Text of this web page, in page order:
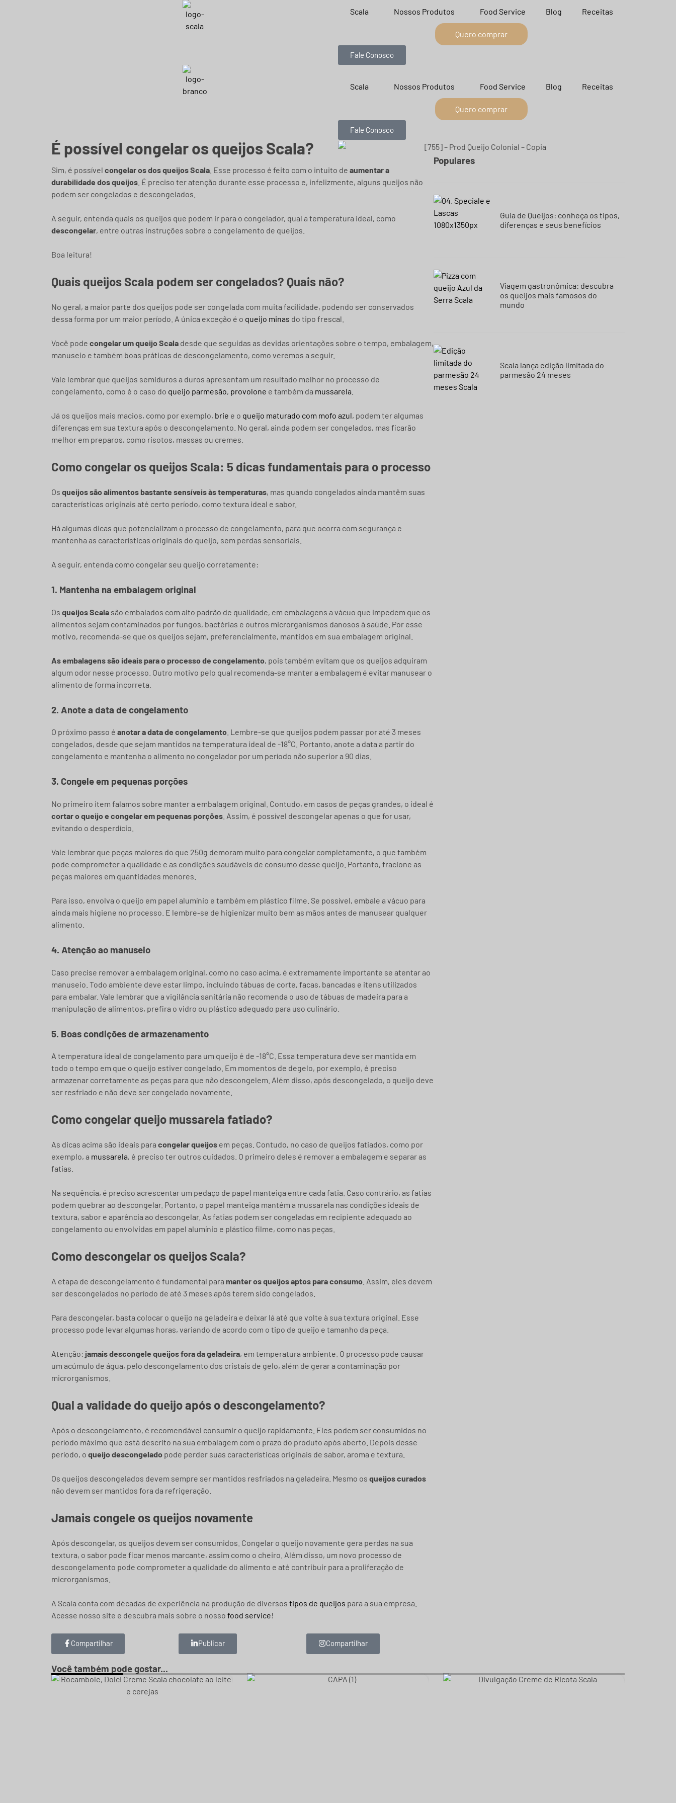
Scala Nossos Produtos Food Service Blog Receitas
Quero comprar
Fale Conosco
Scala Nossos Produtos Food Service Blog Receitas
Quero comprar
Fale Conosco
É possível congelar os queijos Scala?
Sim, é possível congelar os dos queijos Scala . Esse processo é feito com o intuito de aumentar a
durabilidade dos queijos . É preciso ter atenção durante esse processo e, infelizmente, alguns queijos não
podem ser congelados e descongelados.
A seguir, entenda quais os queijos que podem ir para o congelador, qual a temperatura ideal, como
descongelar, entre outras instruções sobre o congelamento de queijos.
Boa leitura!
Quais queijos Scala podem ser congelados? Quais não?
No geral, a maior parte dos queijos pode ser congelada com muita facilidade, podendo ser conservados
dessa forma por um maior período. A única exceção é o queijo minas do tipo frescal.
Você pode congelar um queijo Scala desde que seguidas as devidas orientações sobre o tempo, embalagem,
manuseio e também boas práticas de descongelamento, como veremos a seguir.
Vale lembrar que queijos semiduros a duros apresentam um resultado melhor no processo de
congelamento, como é o caso do queijo parmesão, provolone e também da mussarela
Já os queijos mais macios, como por exemplo, brie e o queijo maturado com mofo azul, podem ter algumas
diferenças em sua textura após o descongelamento. No geral, ainda podem ser congelados, mas ficarão
melhor em preparos, como risotos, massas ou cremes.
Como congelar os queijos Scala: 5 dicas fundamentais para o processo
Os queijos são alimentos bastante sensíveis às temperaturas, mas quando congelados ainda mantêm suas
características originais até certo período, como textura ideal e sabor.
Há algumas dicas que potencializam o processo de congelamento, para que ocorra com segurança e
mantenha as características originais do queijo, sem perdas sensoriais.
A seguir, entenda como congelar seu queijo corretamente:
1. Mantenha na embalagem original
Os queijos Scala são embalados com alto padrão de qualidade, em embalagens a vácuo que impedem que os
alimentos sejam contaminados por fungos, bactérias e outros microrganismos danosos à saúde. Por esse
motivo, recomenda-se que os queijos sejam, preferencialmente, mantidos em sua embalagem original.
As embalagens são ideais para o processo de congelamento, pois também evitam que os queijos adquiram
algum odor nesse processo. Outro motivo pelo qual recomenda-se manter a embalagem é evitar manusear o
alimento de forma incorreta.
2. Anote a data de congelamento
O próximo passo é anotar a data de congelamento . Lembre-se que queijos podem passar por até 3 meses
congelados, desde que sejam mantidos na temperatura ideal de -18°C. Portanto, anote a data a partir do
congelamento e mantenha o alimento no congelador por um período não superior a 90 dias.
3. Congele em pequenas porções
No primeiro item falamos sobre manter a embalagem original. Contudo, em casos de peças grandes, o ideal é
cortar o queijo e congelar em pequenas porções . Assim, é possível descongelar apenas o que for usar,
evitando o desperdício.
Vale lembrar que peças maiores do que 250g demoram muito para congelar completamente, o que também
pode comprometer a qualidade e as condições saudáveis de consumo desse queijo. Portanto, fracione as
peças maiores em quantidades menores.
Para isso, envolva o queijo em papel alumínio e também em plástico filme. Se possível, embale a vácuo para
ainda mais higiene no processo. E lembre-se de higienizar muito bem as mãos antes de manusear qualquer
alimento.
4. Atenção ao manuseio
Caso precise remover a embalagem original, como no caso acima, é extremamente importante se atentar ao
manuseio. Todo ambiente deve estar limpo, incluindo tábuas de corte, facas, bancadas e itens utilizados
para embalar. Vale lembrar que a vigilância sanitária não recomenda o uso de tábuas de madeira para a
manipulação de alimentos, prefira o vidro ou plástico adequado para uso culinário.
5. Boas condições de armazenamento
A temperatura ideal de congelamento para um queijo é de -18°C. Essa temperatura deve ser mantida em
todo o tempo em que o queijo estiver congelado. Em momentos de degelo, por exemplo, é preciso
armazenar corretamente as peças para que não descongelem. Além disso, após descongelado, o queijo deve
ser resfriado e não deve ser congelado novamente.
Como congelar queijo mussarela fatiado?
As dicas acima são ideais para congelar queijos em peças. Contudo, no caso de queijos fatiados, como por
exemplo, a mussarela, é preciso ter outros cuidados. O primeiro deles é remover a embalagem e separar as
fatias.
Na sequência, é preciso acrescentar um pedaço de papel manteiga entre cada fatia. Caso contrário, as fatias
podem quebrar ao descongelar. Portanto, o papel manteiga mantém a mussarela nas condições ideais de
textura, sabor e aparência ao descongelar. As fatias podem ser congeladas em recipiente adequado ao
congelamento ou envolvidas em papel alumínio e plástico filme, como nas peças.
Como descongelar os queijos Scala?
A etapa de descongelamento é fundamental para manter os queijos aptos para consumo . Assim, eles devem
ser descongelados no período de até 3 meses após terem sido congelados.
Para descongelar, basta colocar o queijo na geladeira e deixar lá até que volte à sua textura original. Esse
processo pode levar algumas horas, variando de acordo com o tipo de queijo e tamanho da peça.
Atenção: jamais descongele queijos fora da geladeira, em temperatura ambiente. O processo pode causar
um acúmulo de água, pelo descongelamento dos cristais de gelo, além de gerar a contaminação por
microrganismos.
Qual a validade do queijo após o descongelamento?
Após o descongelamento, é recomendável consumir o queijo rapidamente. Eles podem ser consumidos no
período máximo que está descrito na sua embalagem com o prazo do produto após aberto. Depois desse
período, o queijo descongelado pode perder suas características originais de sabor, aroma e textura.
Os queijos descongelados devem sempre ser mantidos resfriados na geladeira. Mesmo os queijos curados
não devem ser mantidos fora da refrigeração.
Jamais congele os queijos novamente
Após descongelar, os queijos devem ser consumidos. Congelar o queijo novamente gera perdas na sua
textura, o sabor pode ficar menos marcante, assim como o cheiro. Além disso, um novo processo de
descongelamento pode comprometer a qualidade do alimento e até contribuir para a proliferação de
microrganismos.
A Scala conta com décadas de experiência na produção de diversos tipos de queijos para a sua empresa.
Acesse nosso site e descubra mais sobre o nosso food service!
Compartilhar Publicar Compartilhar
Populares
Guia de Queijos: conheça os tipos,
diferenças e seus benefícios
Viagem gastronômica: descubra
os queijos mais famosos do
mundo
Scala lança edição limitada do
parmesão 24 meses
Você também pode gostar...